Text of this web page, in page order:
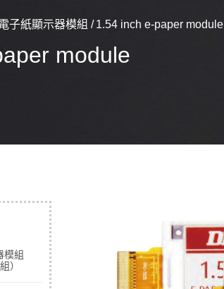
子紙顯示器模組 1.54 inch e-paper module
module
模組
）